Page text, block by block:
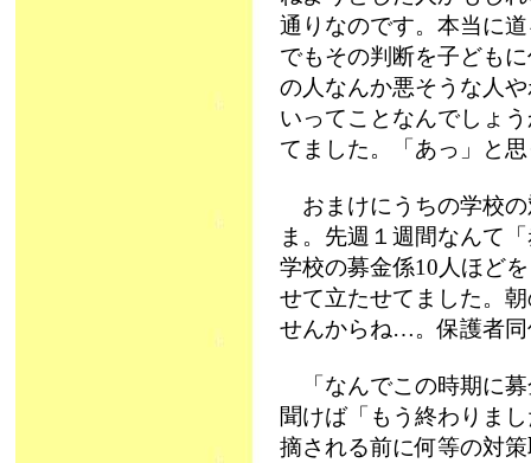
通りなのです。本当に
でもその判断を子ども
の人なんか悪そうな人
いってことなんでしょ
てました。「あっ」と
おまけにうちの学校の
ま。先週１週間なんて
学校の募金係10人ほど
せて立たせてました。
せんからね…。保護者
「なんでこの時期に募
聞けば「もう終わりま
摘される前に何等の対